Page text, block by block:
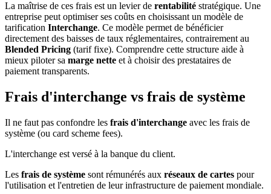
La maîtrise de ces frais est un levier de rentabilité stratégique. Une
entreprise peut optimiser ses coûts en choisissant un modèle de
tarification Interchange. Ce modèle permet de bénéficier
directement des baisses de taux réglementaires, contrairement au
Blended Pricing (tarif fixe). Comprendre cette structure aide à
mieux piloter sa marge nette et à choisir des prestataires de
paiement transparents.
Frais d'interchange vs frais de système
Il ne faut pas confondre les frais d'interchange avec les frais de
système (ou card scheme fees).
L'interchange est versé à la banque du client.
Les frais de système sont rémunérés aux réseaux de cartes pour
l'utilisation et l'entretien de leur infrastructure de paiement mondiale.